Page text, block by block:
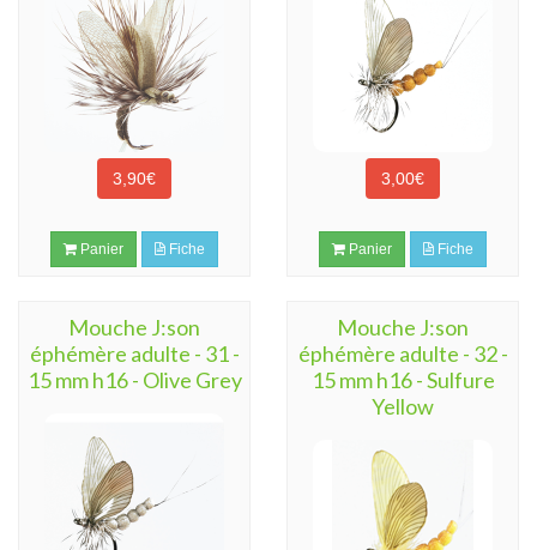
3,90€
Panier Fiche
3,00€
Panier Fiche
Mouche J:son
éphémère adulte - 31 -
15 mm h16 - Olive Grey
Mouche J:son
éphémère adulte - 32 -
15 mm h16 - Sulfure
Yellow